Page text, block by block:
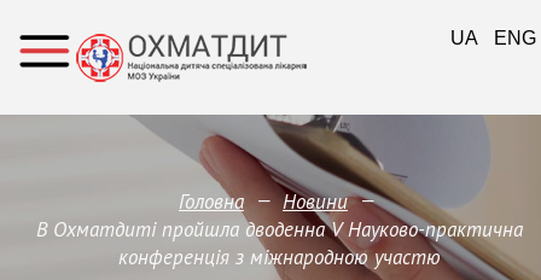
Головна — Новини —
В Охматдиті пройшла дводенна V Науково-практична
конференція з міжнародною участю
UA ENG